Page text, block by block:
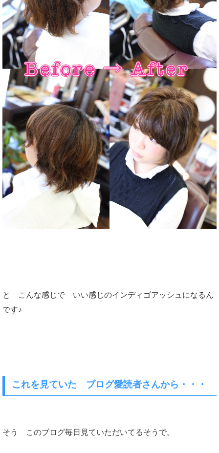
と こんな感じで いい感じのインディゴアッシュになるん
です♪
これを見ていた ブログ愛読者さんから・・・
そう このブログ毎日見ていただいてるそうで。